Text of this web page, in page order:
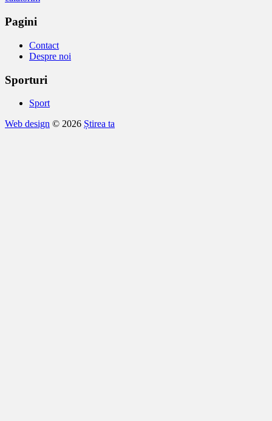
Pagini
Contact
Despre noi
Sporturi
Sport
Web design © 2026 Știrea ta